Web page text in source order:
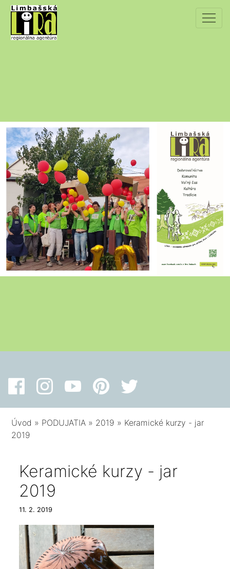
Úvod » PODUJATIA » 2019 » Keramické kurzy - jar
2019
Keramické kurzy - jar
2019
11. 2. 2019